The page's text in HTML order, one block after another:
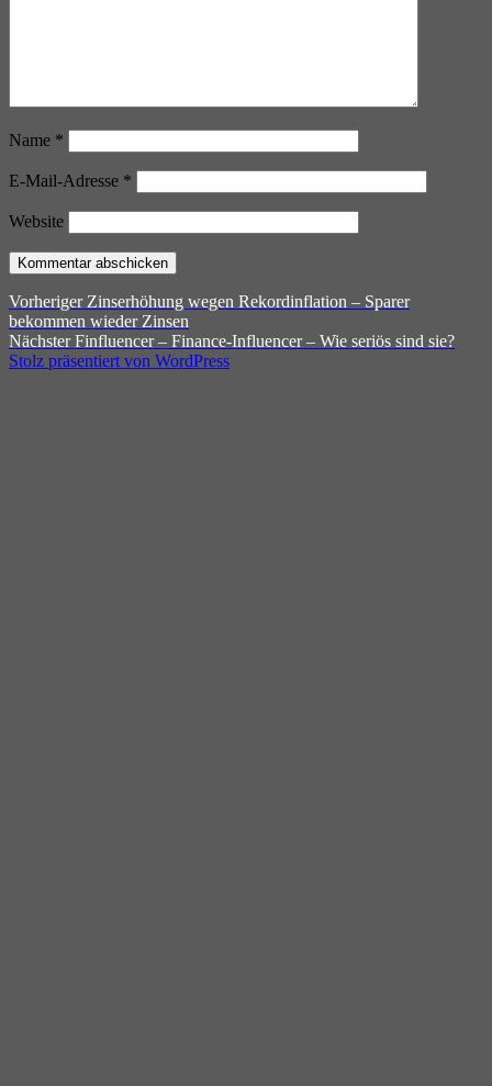
Name *
E-Mail-Adresse *
Website
Beitragsnavigation
Vorheriger Vorheriger
Beitrag:
Zinserhöhung wegen Rekordinflation – Sparer
bekommen wieder Zinsen
Nächster Nächster
Beitrag:
Finfluencer – Finance-Influencer – Wie seriös sind sie?
Stolz präsentiert von WordPress